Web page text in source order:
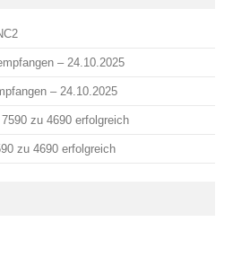
– 24.10.2025
– 24.10.2025
zu 4690 erfolgreich
zu 4690 erfolgreich